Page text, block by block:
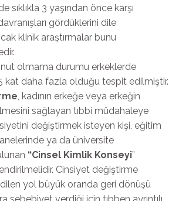
sıklıkla 3 yaşından önce karşı
gördüklerini dile
klinik araştırmalar bunu
olmama durumu erkeklerde
kat daha fazla olduğu tespit edilmiştir.
, kadının erkeğe veya erkeğin
sağlayan tıbbi müdahaleye
değiştirmek isteyen kişi, eğitim
ya da üniversite
“Cinsel Kimlik Konseyi”
Cinsiyet değiştirme
yol büyük oranda geri dönüşü